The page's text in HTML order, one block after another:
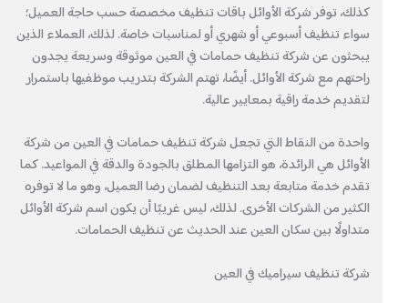
كذلك، توفر شركة الأوائل باقات تنظيف مخصصة حسب حاجة العميل؛
سواء تنظيف أسبوعي أو شهري أو لمناسبات خاصة. لذلك، العملاء الذين
يبحثون عن شركة تنظيف حمامات في العين موثوقة وسريعة يجدون
راحتهم مع شركة الأوائل. أيضًا، تهتم الشركة بتدريب موظفيها باستمرار
لتقديم خدمة راقية بمعايير عالية.
واحدة من النقاط التي تجعل شركة تنظيف حمامات في العين من شركة
الأوائل هي الرائدة، هو التزامها المطلق بالجودة والدقة في المواعيد. كما
تقدم خدمة متابعة بعد التنظيف لضمان رضا العميل، وهو ما لا توفره
الكثير من الشركات الأخرى. لذلك، ليس غريبًا أن يكون اسم شركة الأوائل
متداولًا بين سكان العين عند الحديث عن تنظيف الحمامات.
شركة تنظيف سيراميك في العين